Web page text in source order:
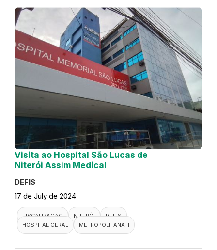
Visita ao Hospital São Lucas de
Niterói Assim Medical
DEFIS
17 de July de 2024
FISCALIZAÇÃO NITERÓI
DEFIS
HOSPITAL GERAL
METROPOLITANA II